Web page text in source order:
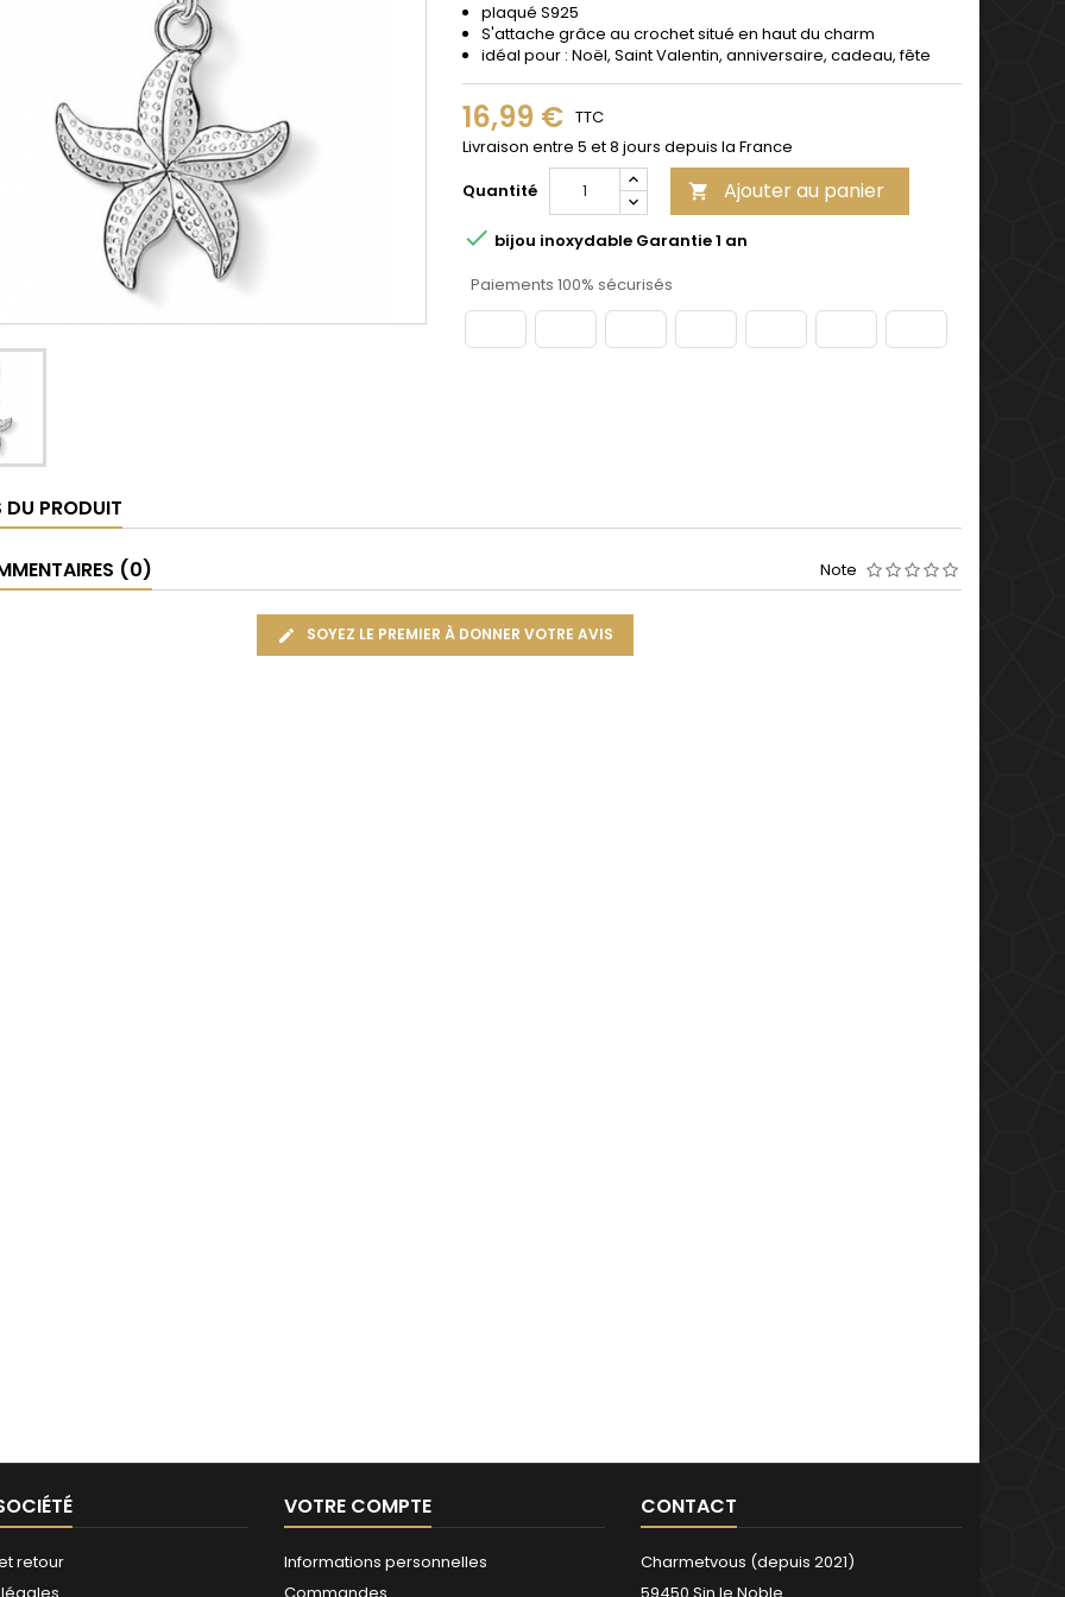
plaqué S925
S'attache grâce au crochet situé en haut du charm
idéal pour : Noël, Saint Valentin, anniversaire, cadeau, fête
16,99 € TTC
Livraison entre 5 et 8 jours depuis la France
Quantité
 Ajouter au panier
 bijou inoxydable Garantie 1 an
Paiements 100% sécurisés
DU PRODUIT
(0) Note
SOYEZ LE PREMIER À DONNER VOTRE AVIS
retour
VOTRE COMPTE
Informations personnelles
CONTACT
Charmetvous (depuis 2021)